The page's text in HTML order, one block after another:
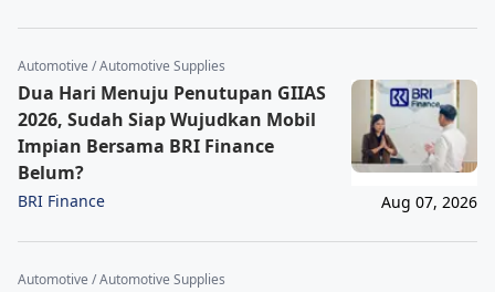
Automotive / Automotive Supplies
Dua Hari Menuju Penutupan GIIAS
2026, Sudah Siap Wujudkan Mobil
Impian Bersama BRI Finance
Belum?
BRI Finance Aug 07, 2026
Automotive / Automotive Supplies